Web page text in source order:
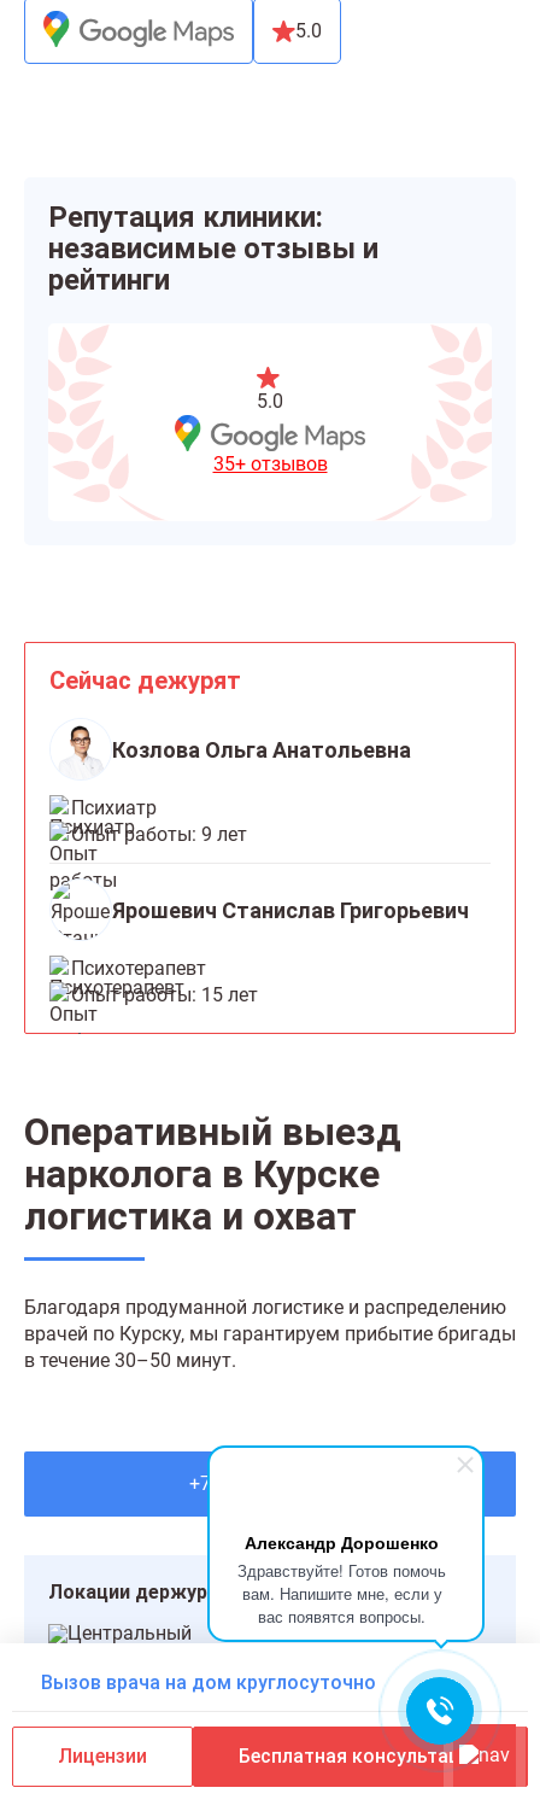
Александр Дорошенко
Здравствуйте! Готов помочь
вам. Напишите мне, если у
вас появятся вопросы.
5.0
Репутация клиники:
независимые отзывы и
рейтинги
5.0
35+ отзывов
Сейчас дежурят
Козлова Ольга Анатольевна
Психиатр
Опыт работы: 9 лет
Ярошевич Станислав Григорьевич
Психотерапевт
Опыт работы: 15 лет
Вызов врача на дом круглосуточно
Лицензии Бесплатная консультация
Оперативный выезд
нарколога в Курске
логистика и охват
Благодаря продуманной логистике и распределению
врачей по Курску, мы гарантируем прибытие бригады
в течение 30–50 минут.
+7 (800) 200-24-75
Локации держурства
Центральный
Точки быстрого доступа